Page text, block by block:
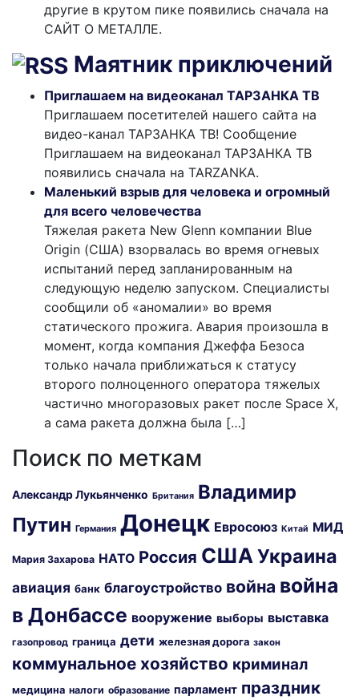
другие в крутом пике появились сначала на
САЙТ О МЕТАЛЛЕ.
Маятник приключений
Приглашаем на видеоканал ТАРЗАНКА ТВ
Приглашаем посетителей нашего сайта на
видео-канал ТАРЗАНКА ТВ! Сообщение
Приглашаем на видеоканал ТАРЗАНКА ТВ
появились сначала на TARZANKA.
Маленький взрыв для человека и огромный
для всего человечества
Тяжелая ракета New Glenn компании Blue
Origin (США) взорвалась во время огневых
испытаний перед запланированным на
следующую неделю запуском. Специалисты
сообщили об «аномалии» во время
статического прожига. Авария произошла в
момент, когда компания Джеффа Безоса
только начала приближаться к статусу
второго полноценного оператора тяжелых
частично многоразовых ракет после Space X,
а сама ракета должна была […]
Поиск по меткам
Александр Лукьянченко Британия Владимир
Путин Германия Донецк Евросоюз Китай МИД
Мария Захарова НАТО Россия США Украина
авиация банк благоустройство война война
в Донбассе вооружение выборы выставка
газопровод граница дети железная дорога закон
коммунальное хозяйство криминал
медицина налоги образование парламент праздник